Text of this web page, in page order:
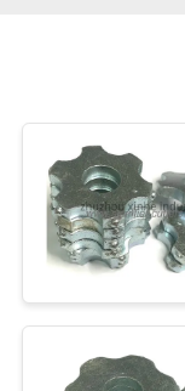
MAPPA
DEL
SITO
NORME
SULLA
PRIVACY